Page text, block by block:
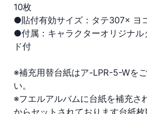
10枚
●貼付有効サイズ：タテ307× ヨ
●付属：キャラクターオリジナル
ド付
※補充用替台紙はア-LPR-5-Wを
い。
※フエルアルバムに台紙を補充さ
からセットされております台紙